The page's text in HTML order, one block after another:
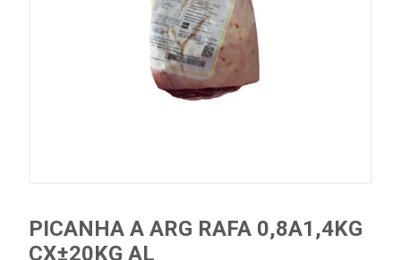
PICANHA A ARG RAFA 0,8A1,4KG
CX±20KG AL